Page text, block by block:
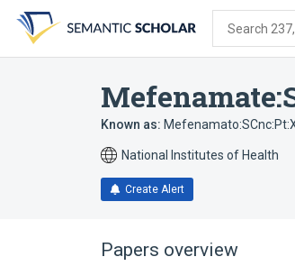
search
form
content
account
menu
Search
Known as:
National Institutes of Health
Create Alert
Papers overview